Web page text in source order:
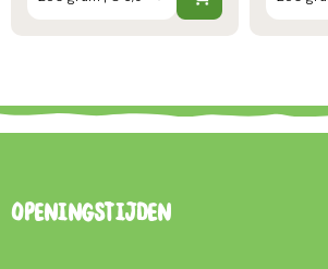
Openingstijden